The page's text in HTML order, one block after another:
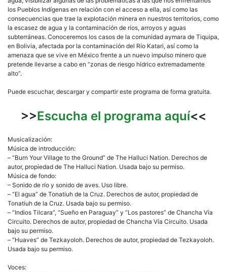
los Pueblos Indígenas en relación con el acceso a ella, así como las
consecuencias que trae la explotación minera en nuestros territorios, como
la escasez de agua y la contaminación de ríos, arroyos y aguas
subterráneas. Conoceremos los casos de la comunidad aymara de Tiquipa,
en Bolivia, afectada por la contaminación del Río Katari, así como la
amenaza que se vive en México frente a un nuevo impulso minero que
pretende llevarse a cabo en “zonas de riesgo hídrico extremadamente
alto”.
Puede escuchar, descargar y compartir este programa de forma gratuita.
>>Escucha el programa aquí<<
Musicalización:
Música de introducción:
– “Burn Your Village to the Ground” de The Halluci Nation. Derechos de
autor, propiedad de The Halluci Nation. Usada bajo su permiso.
Música de fondo:
– Sonido de río y sonido de aves. Uso libre.
– “El agua” de Tonatiuh de la Cruz. Derechos de autor, propiedad de
Tonatiuh de la Cruz. Usada bajo su permiso.
– “Indios Tilcara”, “Sueño en Paraguay” y “Los pastores” de Chancha Vía
Circuito. Derechos de autor, propiedad de Chancha Vía Circuito. Usada
bajo su permiso.
– “Huaves” de Tezkayoloh. Derechos de autor, propiedad de Tezkayoloh.
Usada bajo su permiso.
Voces: